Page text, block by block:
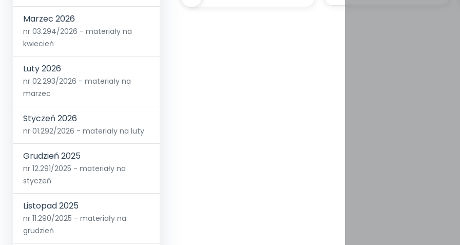
Marzec 2026
nr 03.294/2026 - materiały na
kwiecień
Luty 2026
nr 02.293/2026 - materiały na
marzec
Styczeń 2026
nr 01.292/2026 - materiały na luty
Grudzień 2025
nr 12.291/2025 - materiały na
styczeń
Listopad 2025
nr 11.290/2025 - materiały na
grudzień